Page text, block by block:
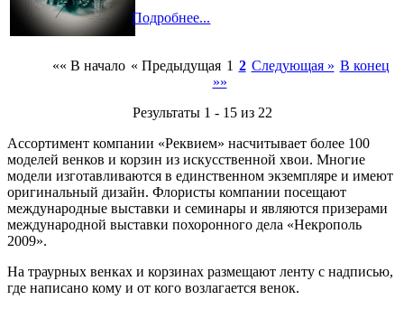
Подробнее...
«« В начало « Предыдущая 1 2 Следующая » В конец
»»
Результаты 1 - 15 из 22
Ассортимент компании «Реквием» насчитывает более 100
моделей венков и корзин из искусственной хвои. Многие
модели изготавливаются в единственном экземпляре и имеют
оригинальный дизайн. Флористы компании посещают
международные выставки и семинары и являются призерами
международной выставки похоронного дела «Некрополь
2009».
На траурных венках и корзинах размещают ленту с надписью,
где написано кому и от кого возлагается венок.